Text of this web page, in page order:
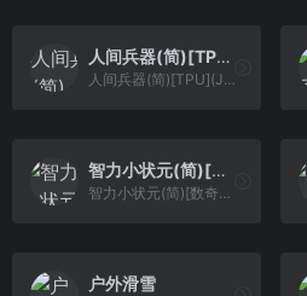
人间兵器(简)[TPU](JP)[ACT](2.25Mb)
人间兵器(简)[TPU](JP)[ACT](2.25Mb)
智力小状元(简)[数奇玉](CN)[PUZ](1.5Mb)
智力小状元(简)[数奇玉](CN)[PUZ](1.5Mb)
户外滑雪